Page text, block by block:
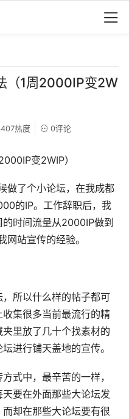
（1周2000IP变2W
热度 0评论
变2WIP）
做了个小论坛，在我成都
的IP。工作辞职后，我
时间流量从2000IP做到
站宣传的经验。
所以什么样的帖子都可
集很多当前最流行的精
里放了几十个找素材的
进行铺天盖地的宣传。
式中，最辛苦的一样，
要在外面那些大论坛发
却在那些大论坛要有很